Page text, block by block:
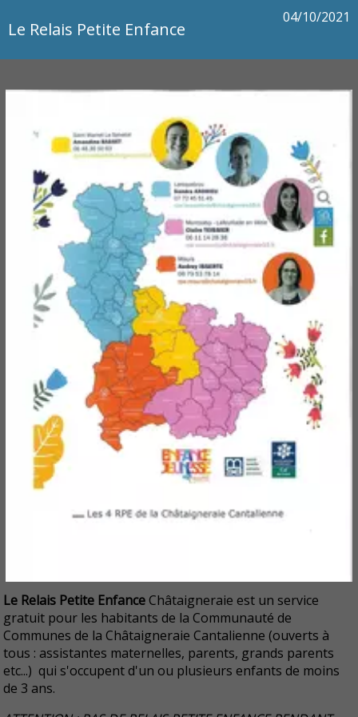
Le Relais Petite Enfance
04/10/2021
Le Relais Petite Enfance Châtaigneraie est un service
gratuit pour les habitants de la Communauté de
Communes de la Châtaigneraie Cantalienne (ouverts à
tous : assistantes maternelles, parents, grands parents
etc...) qui s'occupent d'un ou plusieurs enfants de moins
de 3 ans.